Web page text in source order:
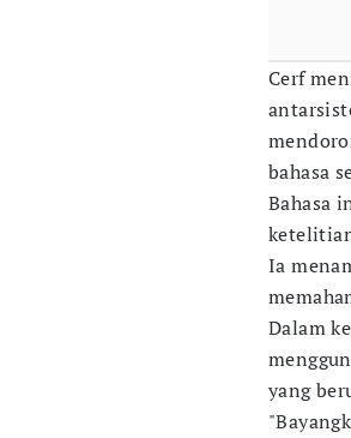
Cerf
bahasa
Bahasa
Ia
Dalam
yang